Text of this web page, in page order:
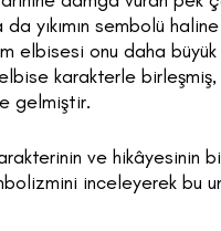
yıkımın sembolü
elbisesi onu daha büyük
karakterle
gelmiştir.
ve hikâyesinin bir
inceleyerek bu